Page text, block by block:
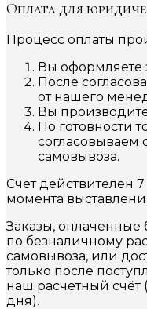
Оплата для
Процесс оплаты
Вы оформляете
После
от нашего
Вы производите
По готовности
согласовываем
самовывоза.
Счет действителен
момента
Заказы,
по безналичному
самовывоза, или
только после
наш расчетный счёт
дня).